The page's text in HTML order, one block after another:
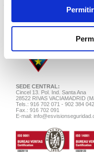
SEDE CENTRAL:
Cincel 13. Pol. Ind. Santa Ana
28522 RIVAS VACIAMADRID
Tels.: 916 702 071 - 902 384 042
Fax.: 916 702 091
E-mail: